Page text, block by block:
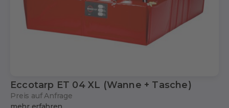
Eccotarp ET 04 XL (Wanne + Tasche)
Preis auf Anfrage